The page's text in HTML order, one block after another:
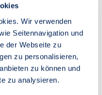
Wir verwenden
Seitennavigation und
der Webseite zu
zu personalisieren,
zu können und
zu analysieren.
Lebenslage
Die Unfallvorsorge aktiv
flexibel anpassbar.